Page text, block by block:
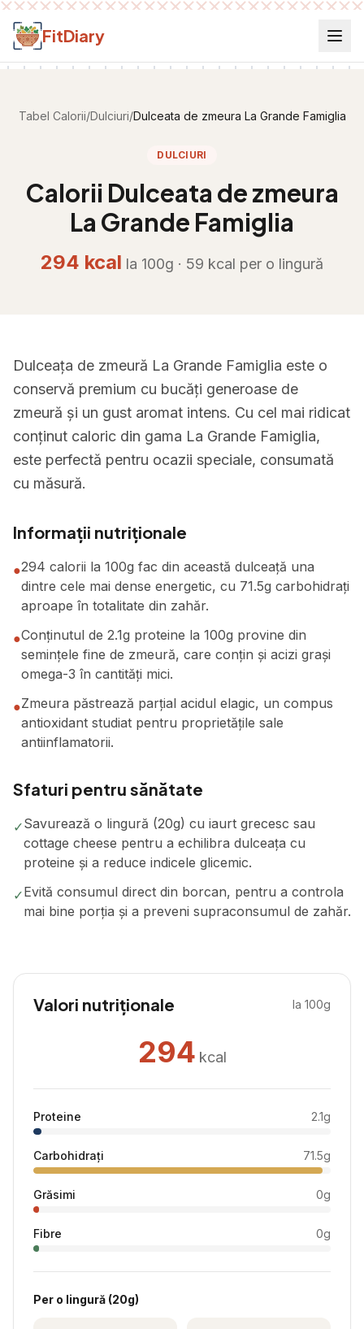
Salt la conținut
FitDiary
Tabel Calorii/Dulciuri/Dulceata de zmeura La Grande Famiglia
DULCIURI
Calorii Dulceata de zmeura
La Grande Famiglia
294 kcal la 100g · 59 kcal per o lingură
Dulceața de zmeură La Grande Famiglia este o
conservă premium cu bucăți generoase de
zmeură și un gust aromat intens. Cu cel mai ridicat
conținut caloric din gama La Grande Famiglia,
este perfectă pentru ocazii speciale, consumată
cu măsură.
Informații nutriționale
●294 calorii la 100g fac din această dulceață una
dintre cele mai dense energetic, cu 71.5g carbohidrați
aproape în totalitate din zahăr.
●Conținutul de 2.1g proteine la 100g provine din
semințele fine de zmeură, care conțin și acizi grași
omega-3 în cantități mici.
●Zmeura păstrează parțial acidul elagic, un compus
antioxidant studiat pentru proprietățile sale
antiinflamatorii.
Sfaturi pentru sănătate
✓Savurează o lingură (20g) cu iaurt grecesc sau
cottage cheese pentru a echilibra dulceața cu
proteine și a reduce indicele glicemic.
✓Evită consumul direct din borcan, pentru a controla
mai bine porția și a preveni supraconsumul de zahăr.
Valori nutriționale la 100g
294 kcal
Proteine 2.1g
Carbohidrați 71.5g
Grăsimi 0g
Fibre 0g
Per o lingură (20g)